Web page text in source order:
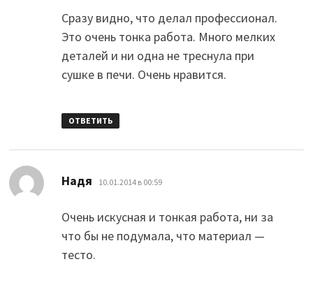
Сразу видно, что делал профессионал.
Это очень тонка работа. Много мелких
деталей и ни одна не треснула при
сушке в печи. Очень нравится.
ОТВЕТИТЬ
Надя 10.01.2014 в 00:59
Очень искусная и тонкая работа, ни за
что бы не подумала, что материал —
тесто.